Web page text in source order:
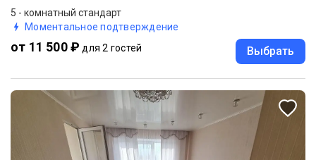
5 - комнатный стандарт
Моментальное подтверждение
от 11 500 ₽ для 2 гостей Выбрать